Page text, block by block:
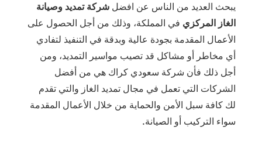
يبحث العديد من الناس عن افضل شركة تمديد وصيانة
الغاز المركزي في المملكة، وذلك من أجل الحصول على
الأعمال المقدمة بجودة عالية وبدقة في التنفيذ لتفادي
أي مخاطر أو مشاكل قد تصيب مواسير التمديد، ومن
أجل ذلك فأن شركة سعودي كراك هي من أفضل
الشركات التي تعمل في مجال تمديد الغاز والتي تقدم
لك كافة سبل الأمن والحماية من خلال الأعمال المقدمة
سواء التركيب أو الصيانة.